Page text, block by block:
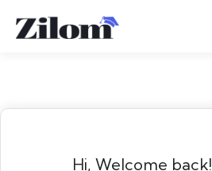
Hi, Welcome back!